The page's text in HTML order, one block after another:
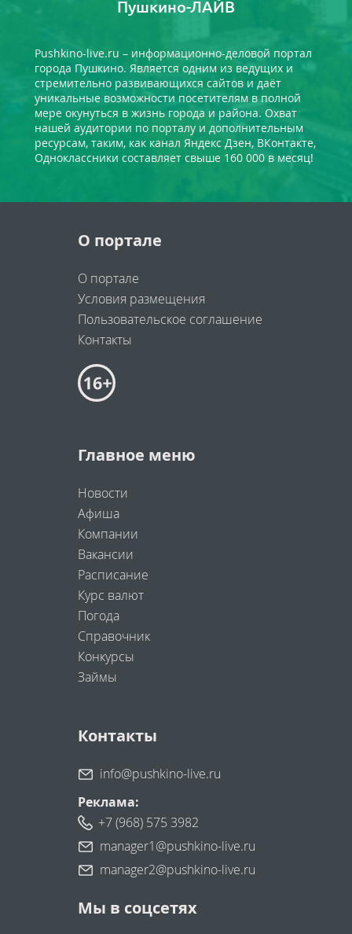
Пушкино-ЛАЙВ
Pushkino-live.ru – информационно-деловой портал
города Пушкино. Является одним из ведущих и
стремительно развивающихся сайтов и даёт
уникальные возможности посетителям в полной
мере окунуться в жизнь города и района. Охват
нашей аудитории по порталу и дополнительным
ресурсам, таким, как канал Яндекс Дзен, ВКонтакте,
Одноклассники составляет свыше 160 000 в месяц!
О портале
О портале
Условия размещения
Пользовательское соглашение
Контакты
Главное меню
Новости
Афиша
Компании
Вакансии
Расписание
Курс валют
Погода
Справочник
Конкурсы
Займы
Контакты
info@pushkino-live.ru
Реклама:
+7 (968) 575 3982
manager1@pushkino-live.ru
manager2@pushkino-live.ru
Мы в соцсетях